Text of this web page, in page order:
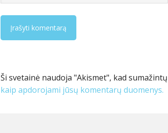
Ši svetainė naudoja "Akismet", kad
kaip apdorojami jūsų komentarų duomenys.